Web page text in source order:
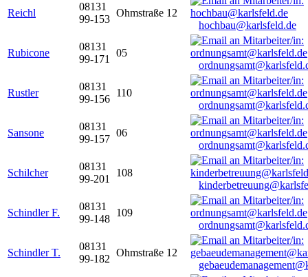
Reichl
08131
99-153
Ohmstraße 12
hochbau@karlsfeld.de
Rubicone
08131
99-171
05
Rustler
08131
99-156
110
Sansone
08131
99-157
06
Schilcher
08131
99-201
108
Schindler F.
08131
99-148
109
Schindler T.
08131
99-182
Ohmstraße 12